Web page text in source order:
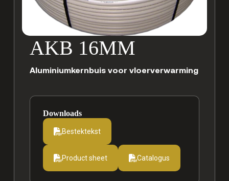
AKB 16MM
Aluminiumkernbuis voor vloerverwarming
Downloads
Bestektekst
Product sheet Catalogus